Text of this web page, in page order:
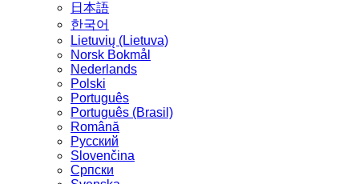
日本語
한국어
Lietuvių (Lietuva)
‪Norsk Bokmål‬
Nederlands
Polski
Português
Português (Brasil)
Română
Русский
Slovenčina
Српски